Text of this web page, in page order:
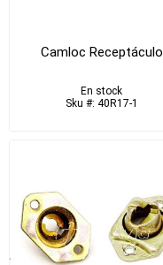
Camloc Receptáculo
En stock
Sku #: 40R17-1